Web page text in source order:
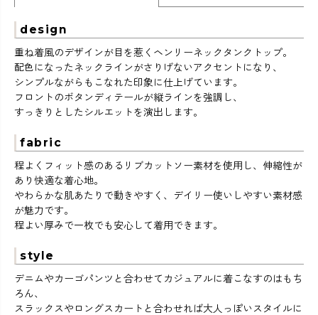
design
重ね着風のデザインが目を惹くヘンリーネックタンクトップ。
配色になったネックラインがさりげないアクセントになり、
シンプルながらもこなれた印象に仕上げています。
フロントのボタンディテールが縦ラインを強調し、
すっきりとしたシルエットを演出します。
fabric
程よくフィット感のあるリブカットソー素材を使用し、伸縮性が
あり快適な着心地。
やわらかな肌あたりで動きやすく、デイリー使いしやすい素材感
が魅力です。
程よい厚みで一枚でも安心して着用できます。
style
デニムやカーゴパンツと合わせてカジュアルに着こなすのはもち
ろん、
スラックスやロングスカートと合わせれば大人っぽいスタイルに